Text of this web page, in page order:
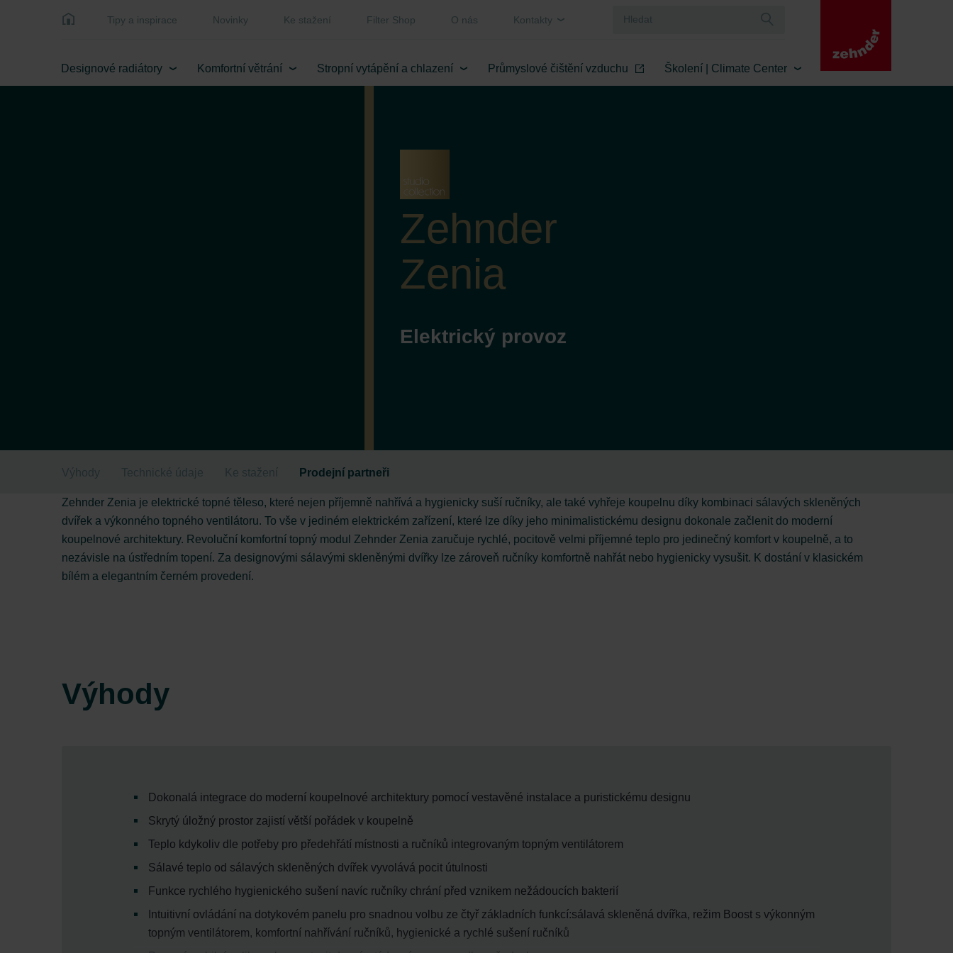
Tipy a inspirace Novinky Ke stažení Filter Shop O nás Kontakty
Designové radiátory Komfortní větrání Stropní vytápění a chlazení Průmyslové čištění vzduchu Školení | Climate Center
Zehnder
Zenia
Elektrický provoz
Výhody Technické údaje Ke stažení Prodejní partneři
Zehnder Zenia je elektrické topné těleso, které nejen příjemně nahřívá a hygienicky suší ručníky, ale také vyhřeje koupelnu díky kombinaci sálavých skleněných
dvířek a výkonného topného ventilátoru. To vše v jediném elektrickém zařízení, které lze díky jeho minimalistickému designu dokonale začlenit do moderní
koupelnové architektury. Revoluční komfortní topný modul Zehnder Zenia zaručuje rychlé, pocitově velmi příjemné teplo pro jedinečný komfort v koupelně, a to
nezávisle na ústředním topení. Za designovými sálavými skleněnými dvířky lze zároveň ručníky komfortně nahřát nebo hygienicky vysušit. K dostání v klasickém
bílém a elegantním černém provedení.
Výhody
Dokonalá integrace do moderní koupelnové architektury pomocí vestavěné instalace a puristickému designu
Skrytý úložný prostor zajistí větší pořádek v koupelně
Teplo kdykoliv dle potřeby pro předehřátí místnosti a ručníků integrovaným topným ventilátorem
Sálavé teplo od sálavých skleněných dvířek vyvolává pocit útulnosti
Funkce rychlého hygienického sušení navíc ručníky chrání před vznikem nežádoucích bakterií
Intuitivní ovládání na dotykovém panelu pro snadnou volbu ze čtyř základních funkcí:sálavá skleněná dvířka, režim Boost s výkonným
topným ventilátorem, komfortní nahřívání ručníků, hygienické a rychlé sušení ručníků